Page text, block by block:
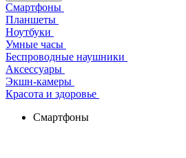
Смартфоны
Планшеты
Ноутбуки
Умные часы
Беспроводные наушники
Аксессуары
Экшн-камеры
Красота и здоровье
Смартфоны